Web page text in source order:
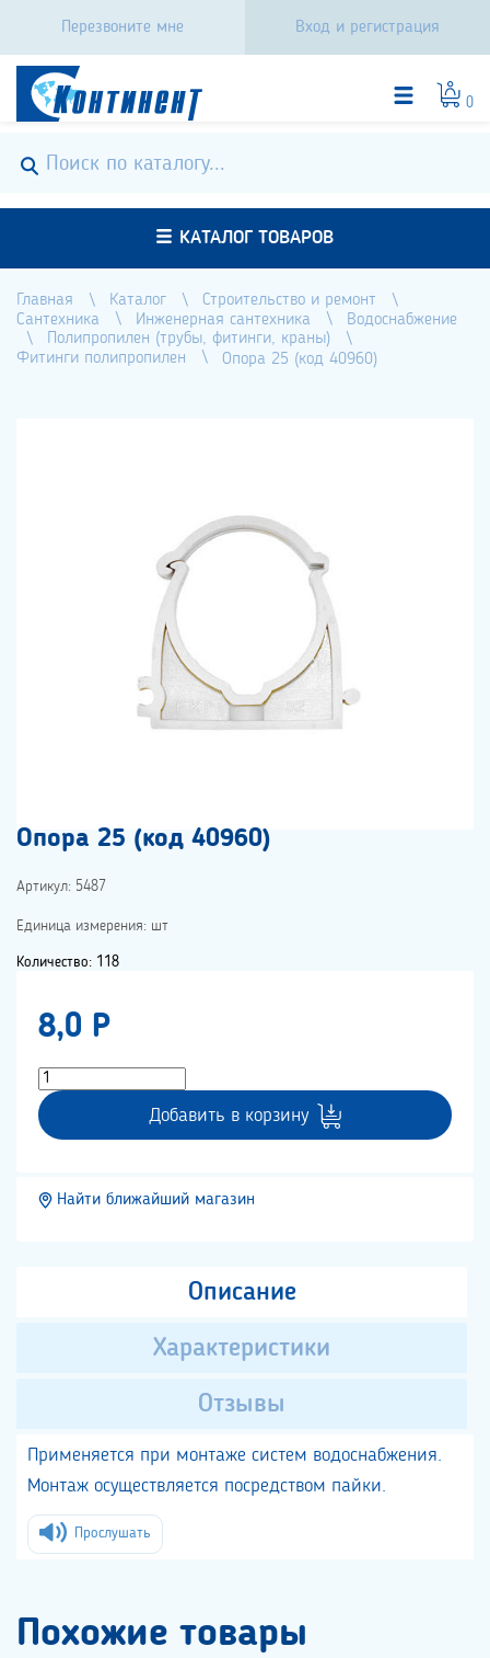
Перезвоните мне Вход и регистрация
0
КАТАЛОГ ТОВАРОВ
Главная Каталог
Строительство и ремонт
Сантехника
Инженерная сантехника
Водоснабжение
Полипропилен (трубы, фитинги, краны)
Фитинги полипропилен
Опора 25 (код 40960)
Опора 25 (код 40960)
Артикул: 5487
Единица измерения: шт
Количество: 118
8,0 P
Добавить в корзину
Найти ближайший магазин
Описание
Характеристики
Отзывы
Применяется при монтаже систем водоснабжения.
Монтаж осуществляется посредством пайки.
Прослушать
Похожие товары